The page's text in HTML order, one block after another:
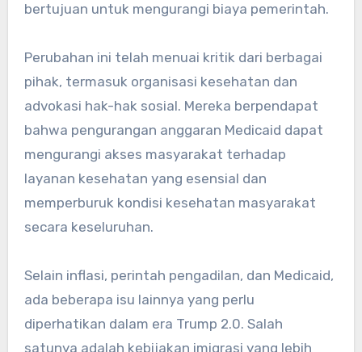
bertujuan untuk mengurangi biaya pemerintah.
Perubahan ini telah menuai kritik dari berbagai
pihak, termasuk organisasi kesehatan dan
advokasi hak-hak sosial. Mereka berpendapat
bahwa pengurangan anggaran Medicaid dapat
mengurangi akses masyarakat terhadap
layanan kesehatan yang esensial dan
memperburuk kondisi kesehatan masyarakat
secara keseluruhan.
Selain inflasi, perintah pengadilan, dan Medicaid,
ada beberapa isu lainnya yang perlu
diperhatikan dalam era Trump 2.0. Salah
satunya adalah kebijakan imigrasi yang lebih